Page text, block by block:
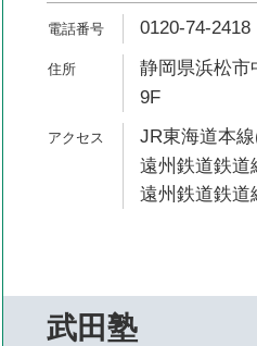
0120-74-2418
静岡県浜松市
9F
JR東海道本
遠州鉄道鉄道
遠州鉄道鉄道
武田塾